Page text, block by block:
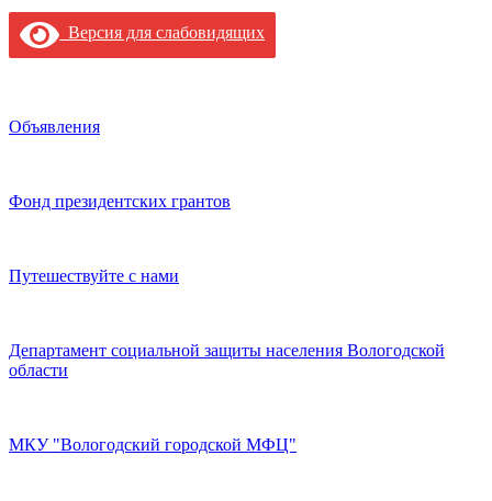
Версия для слабовидящих
Объявления
Фонд президентских грантов
Путешествуйте с нами
Департамент социальной защиты населения Вологодской
области
МКУ "Вологодский городской МФЦ"